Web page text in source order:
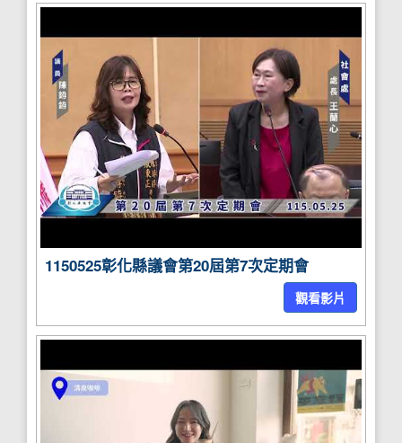
1150525彰化縣議會第20屆第7次定期會
觀看影片